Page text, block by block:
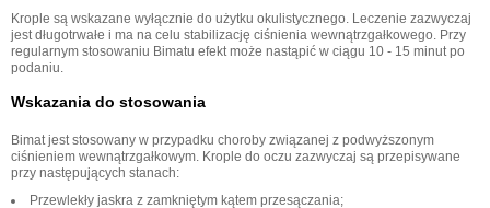
Krople są wskazane wyłącznie do użytku okulistycznego. Leczenie zazwyczaj
jest długotrwałe i ma na celu stabilizację ciśnienia wewnątrzgałkowego. Przy
regularnym stosowaniu Bimatu efekt może nastąpić w ciągu 10 - 15 minut po
podaniu.
Wskazania do stosowania
Bimat jest stosowany w przypadku choroby związanej z podwyższonym
ciśnieniem wewnątrzgałkowym. Krople do oczu zazwyczaj są przepisywane
przy następujących stanach:
Przewlekły jaskra z zamkniętym kątem przesączania;